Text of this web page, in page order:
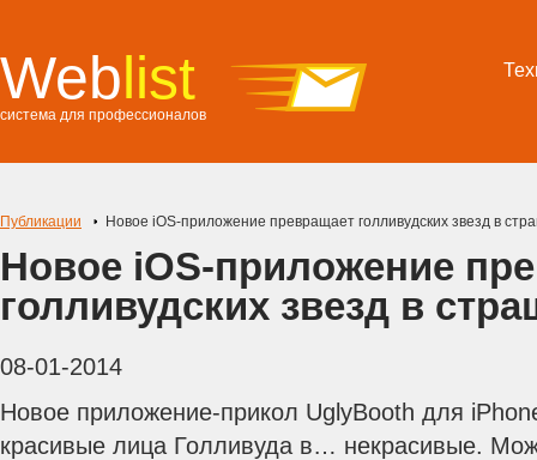
Weblist
система для профессионалов
Публикации Новое iOS-приложение превращает голливудских звезд в
Новое iOS-приложение
голливудских звезд в
08-01-2014
Новое приложение-прикол UglyBooth для
красивые лица Голливуда в… некрасивые.